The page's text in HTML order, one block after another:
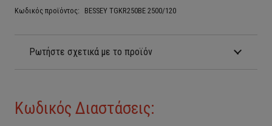
Κωδικός προϊόντος: BESSEY TGKR250BE 2500/120
Ρωτήστε σχετικά με το προϊόν
Κωδικός Διαστάσεις: